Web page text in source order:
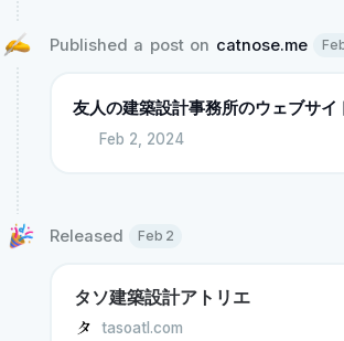
Published a post on catnose.me
友人の建築設計事務所のウェブサイ
Feb 2, 2024
Released Feb 2
タソ建築設計アトリエ
tasoatl.com